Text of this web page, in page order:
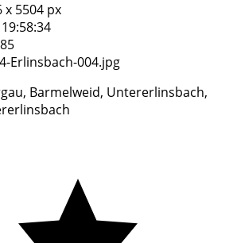
x 5504 px
Erlinsbach-004.jpg
Barmelweid, Untererlinsbach,